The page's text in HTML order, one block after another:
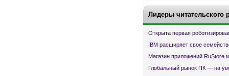
Лидеры читательского
Открыта первая
IBM расширяет свое
Магазин приложений RuStore
Глобальный рынок ПК — на